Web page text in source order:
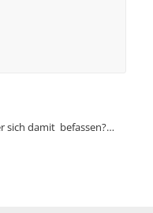
sich damit befassen?…